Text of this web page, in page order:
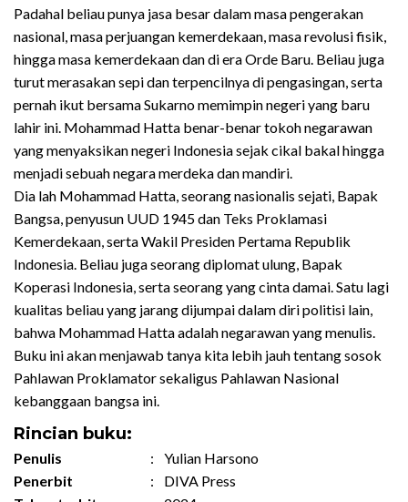
Padahal beliau punya jasa besar dalam masa pengerakan
nasional, masa perjuangan kemerdekaan, masa revolusi fisik,
hingga masa kemerdekaan dan di era Orde Baru. Beliau juga
turut merasakan sepi dan terpencilnya di pengasingan, serta
pernah ikut bersama Sukarno memimpin negeri yang baru
lahir ini. Mohammad Hatta benar-benar tokoh negarawan
yang menyaksikan negeri Indonesia sejak cikal bakal hingga
menjadi sebuah negara merdeka dan mandiri.
Dia lah Mohammad Hatta, seorang nasionalis sejati, Bapak
Bangsa, penyusun UUD 1945 dan Teks Proklamasi
Kemerdekaan, serta Wakil Presiden Pertama Republik
Indonesia. Beliau juga seorang diplomat ulung, Bapak
Koperasi Indonesia, serta seorang yang cinta damai. Satu lagi
kualitas beliau yang jarang dijumpai dalam diri politisi lain,
bahwa Mohammad Hatta adalah negarawan yang menulis.
Buku ini akan menjawab tanya kita lebih jauh tentang sosok
Pahlawan Proklamator sekaligus Pahlawan Nasional
kebanggaan bangsa ini.
Rincian buku:
Penulis :
Yulian Harsono
Penerbit
:
DIVA Press